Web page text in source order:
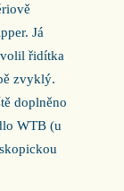
Já
řidítka
zvyklý.
doplněno
WTB (u